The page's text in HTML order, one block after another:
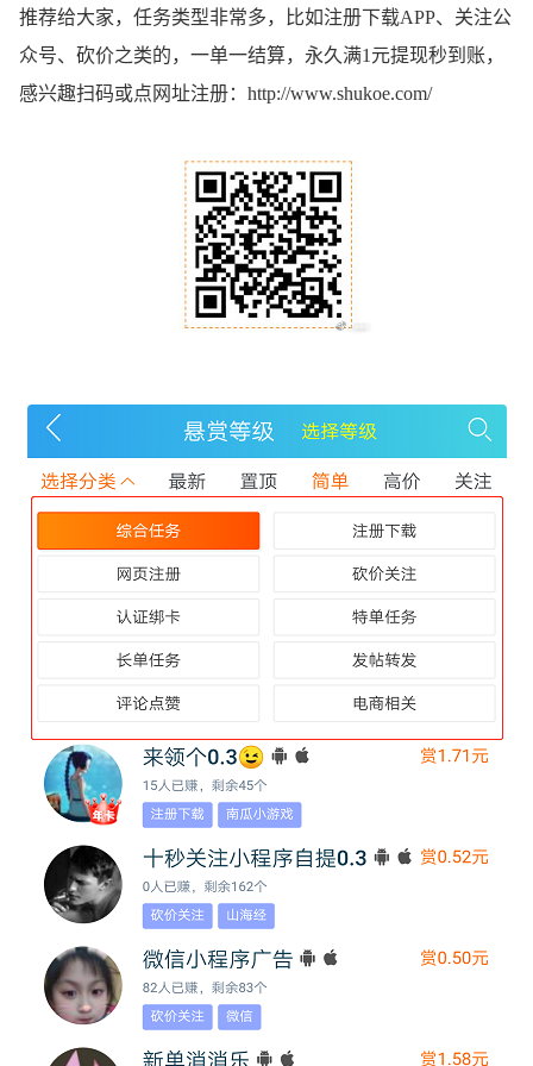
推荐给大家，任务类型非常多，比如注册下载APP、关注公
众号、砍价之类的，一单一结算，永久满1元提现秒到账，
感兴趣扫码或点网址注册： http://www.shukoe.com/